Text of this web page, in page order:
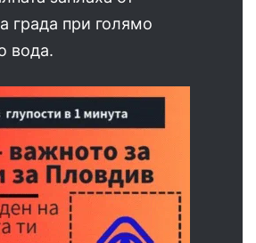
града при голямо
вода.